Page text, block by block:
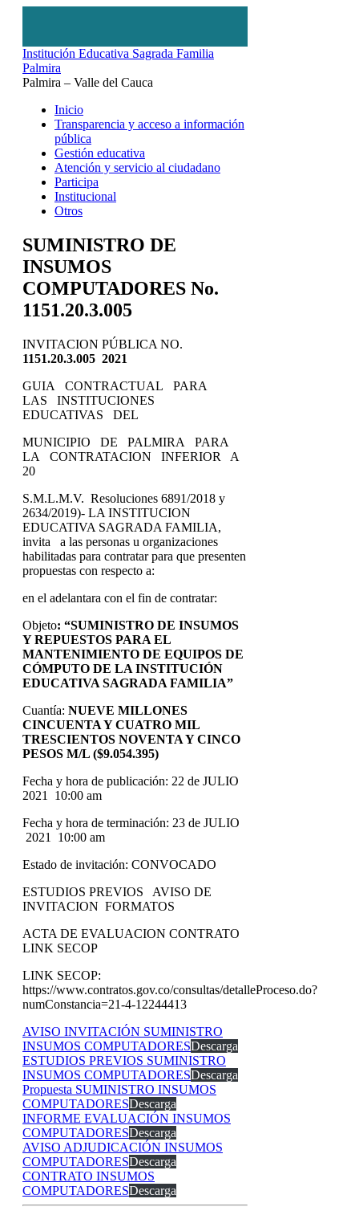
Institución Educativa Sagrada Familia
Palmira
Palmira – Valle del Cauca
Inicio
Transparencia y acceso a información
pública
Gestión educativa
Atención y servicio al ciudadano
Participa
Institucional
Otros
SUMINISTRO DE
INSUMOS
COMPUTADORES No.
1151.20.3.005
INVITACION PÚBLICA NO.
1151.20.3.005 2021
GUIA CONTRACTUAL PARA
LAS INSTITUCIONES
EDUCATIVAS DEL
MUNICIPIO DE PALMIRA PARA
LA CONTRATACION INFERIOR A
20
S.M.L.M.V. Resoluciones 6891/2018 y
2634/2019)- LA INSTITUCION
EDUCATIVA SAGRADA FAMILIA,
invita a las personas u organizaciones
habilitadas para contratar para que presenten
propuestas con respecto a:
en el adelantara con el fin de contratar:
Objeto: “SUMINISTRO DE INSUMOS
Y REPUESTOS PARA EL
MANTENIMIENTO DE EQUIPOS DE
CÓMPUTO DE LA INSTITUCIÓN
EDUCATIVA SAGRADA FAMILIA”
Cuantía: NUEVE MILLONES
CINCUENTA Y CUATRO MIL
TRESCIENTOS NOVENTA Y CINCO
PESOS M/L ($9.054.395)
Fecha y hora de publicación: 22 de JULIO
2021 10:00 am
Fecha y hora de terminación: 23 de JULIO
2021 10:00 am
Estado de invitación: CONVOCADO
ESTUDIOS PREVIOS AVISO DE
INVITACION FORMATOS
ACTA DE EVALUACION CONTRATO
LINK SECOP
LINK SECOP:
https://www.contratos.gov.co/consultas/detalleProceso.do?
numConstancia=21-4-12244413
AVISO INVITACIÓN SUMINISTRO
INSUMOS COMPUTADORESDescarga
ESTUDIOS PREVIOS SUMINISTRO
INSUMOS COMPUTADORESDescarga
Propuesta SUMINISTRO INSUMOS
COMPUTADORESDescarga
INFORME EVALUACIÓN INSUMOS
COMPUTADORESDescarga
AVISO ADJUDICACIÓN INSUMOS
COMPUTADORESDescarga
CONTRATO INSUMOS
COMPUTADORESDescarga